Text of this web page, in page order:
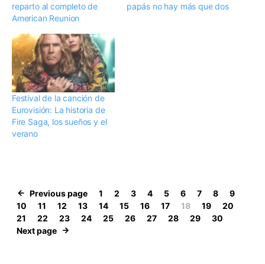
reparto al completo de
American Reunion
papás no hay más que dos
Festival de la canción de
Eurovisión: La historia de
Fire Saga, los sueños y el
verano
Previous page 1 2 3 4 5 6 7 8
9
10
11 12 13 14 15 16 17 18 19
20
21
22 23 24 25 26 27 28 29
30
Next page